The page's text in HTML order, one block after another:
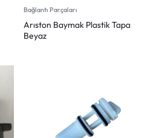
Bağlantı Parçaları
Arıston Baymak Plastik Tapa
Beyaz